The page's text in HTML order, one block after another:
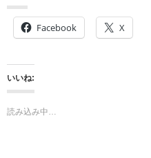
Facebook X
いいね:
読み込み中…